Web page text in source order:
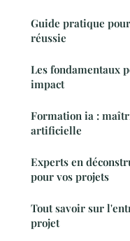
Guide pratique
réussie
Les fondamentaux
impact
Formation ia :
artificielle
Experts en
pour vos projets
Tout savoir sur
projet